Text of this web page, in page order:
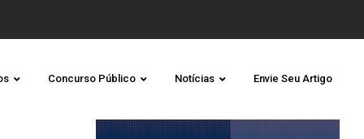
Concurso Público Notícias Envie Seu Artigo